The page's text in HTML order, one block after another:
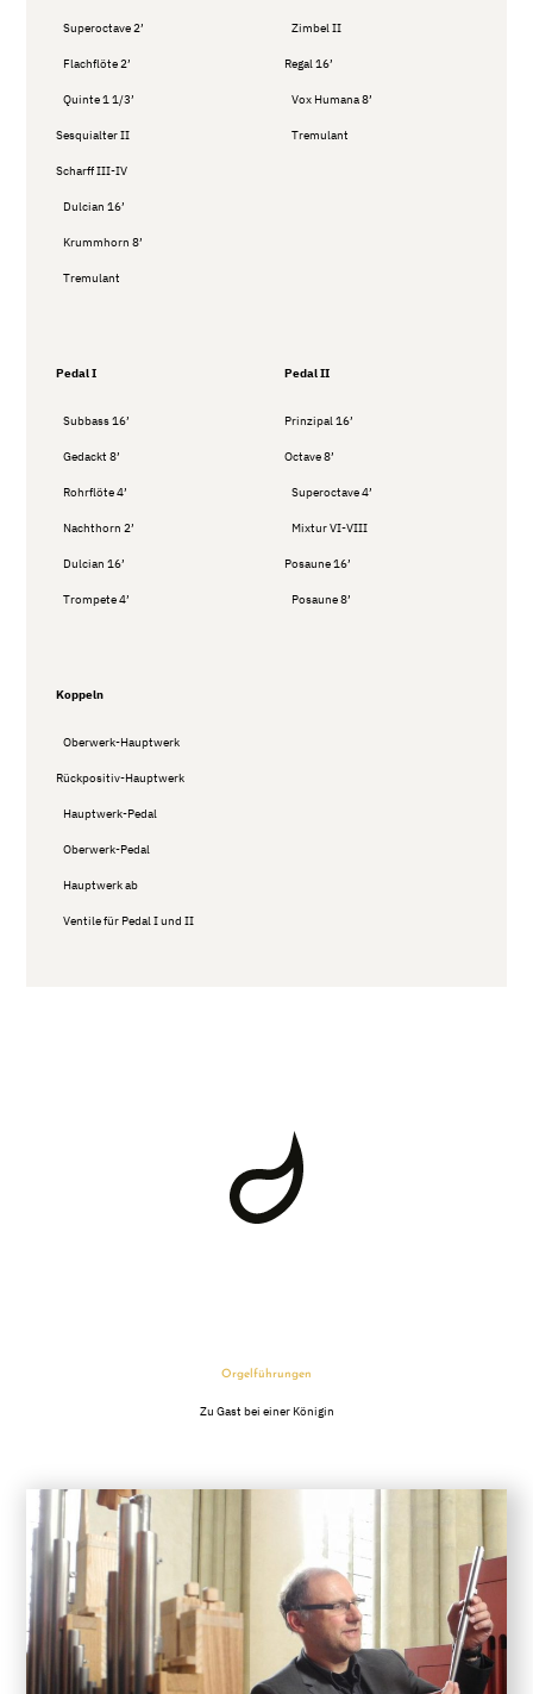
Superoctave 2’
Flachflöte 2’
Quinte 1 1/3’
Sesquialter II
Scharff III-IV
Dulcian 16’
Krummhorn 8’
Tremulant
Zimbel II
Regal 16’
Vox Humana 8’
Tremulant
Pedal I
Subbass 16’
Gedackt 8’
Rohrflöte 4’
Nachthorn 2’
Dulcian 16’
Trompete 4’
Pedal II
Prinzipal 16’
Octave 8’
Superoctave 4’
Mixtur VI-VIII
Posaune 16’
Posaune 8’
Koppeln
Oberwerk-Hauptwerk
Rückpositiv-Hauptwerk
Hauptwerk-Pedal
Oberwerk-Pedal
Hauptwerk ab
Ventile für Pedal I und II
Orgelführungen
Zu Gast bei einer Königin